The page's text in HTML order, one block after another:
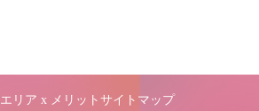
エリア x メリットサイトマップ